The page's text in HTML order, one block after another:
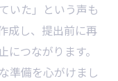
いた」という声も
成し、提出前に再
つながります。
準備を心がけまし